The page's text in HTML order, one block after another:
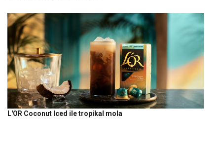
L'OR Coconut Iced ile tropikal mola